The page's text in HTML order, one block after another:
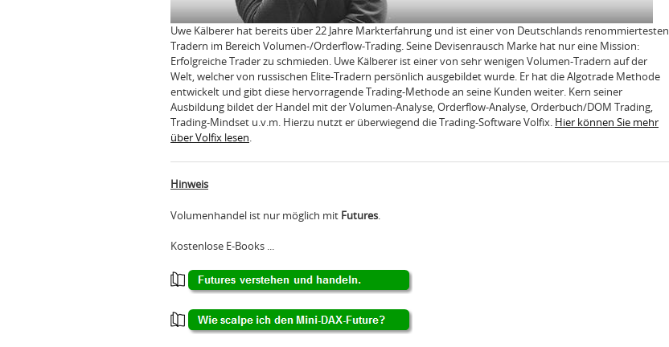
Uwe Kälberer hat bereits über 22 Jahre Markterfahrung und ist einer von Deutschlands renommiertesten
Tradern im Bereich Volumen-/Orderflow-Trading. Seine Devisenrausch Marke hat nur eine Mission:
Erfolgreiche Trader zu schmieden. Uwe Kälberer ist einer von sehr wenigen Volumen-Tradern auf der
Welt, welcher von russischen Elite-Tradern persönlich ausgebildet wurde. Er hat die Algotrade Methode
entwickelt und gibt diese hervorragende Trading-Methode an seine Kunden weiter. Kern seiner
Ausbildung bildet der Handel mit der Volumen-Analyse, Orderflow-Analyse, Orderbuch/DOM Trading,
Trading-Mindset u.v.m. Hierzu nutzt er überwiegend die Trading-Software Volfix. Hier können Sie mehr
über Volfix lesen.
Hinweis
Volumenhandel ist nur möglich mit Futures.
Kostenlose E-Books ...